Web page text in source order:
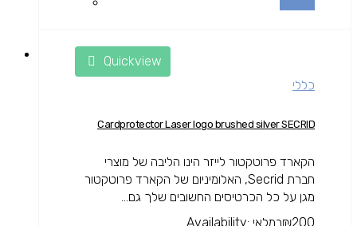
Quickview
כללי
Cardprotector Laser logo brushed silver SECRID
הקארד פרוטקטור לייזר הינו הליבה של מוצרי
חברת Secrid, האלומיניום של הקארד פרוטקטור
מגן על כל הכרטיסים החשובים שלך גם...
₪200
Availability: במלאי